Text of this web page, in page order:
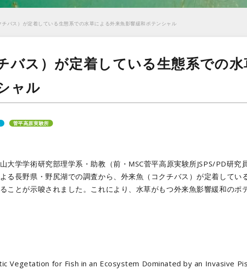
チバス）が定着している生態系での水草による外来魚影響緩和ポテンシャル
バス）が定着している生態系での
ャル
菅平高原実験所
大学学術研究部理学系・助教（前・MSC菅平高原実験所JSPS/PD研究
る長野県・野尻湖での調査から、外来魚（コクチバス）が定着してい
ことが示唆されました。これにより、水草がもつ外来魚影響緩和のポ
Vegetation for Fish in an Ecosystem Dominated by an Invasive